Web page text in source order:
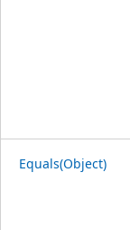
Equals(Object)